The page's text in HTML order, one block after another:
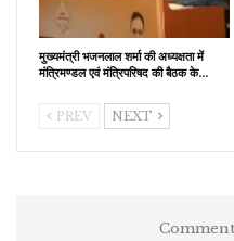
मुख्यमंत्री भजनलाल शर्मा की अध्यक्षता में
मंत्रिमण्डल एवं मंत्रिपरिषद की बैठक के…
PREV NEXT